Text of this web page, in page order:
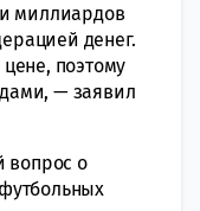
миллиардов
денег.
поэтому
— заявил
вопрос о